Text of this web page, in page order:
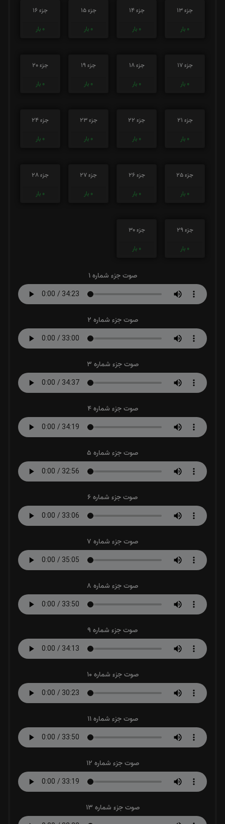
جزء 13
0 بار
جزء 14
0 بار
جزء 15
0 بار
جزء 16
0 بار
جزء 17
0 بار
جزء 18
0 بار
جزء 19
0 بار
جزء 20
0 بار
جزء 21
0 بار
جزء 22
0 بار
جزء 23
0 بار
جزء 24
0 بار
جزء 25
0 بار
جزء 26
0 بار
جزء 27
0 بار
جزء 28
0 بار
جزء 29
0 بار
جزء 30
0 بار
صوت جزء شماره 1
صوت جزء شماره 2
صوت جزء شماره 3
صوت جزء شماره 4
صوت جزء شماره 5
صوت جزء شماره 6
صوت جزء شماره 7
صوت جزء شماره 8
صوت جزء شماره 9
صوت جزء شماره 10
صوت جزء شماره 11
صوت جزء شماره 12
صوت جزء شماره 13